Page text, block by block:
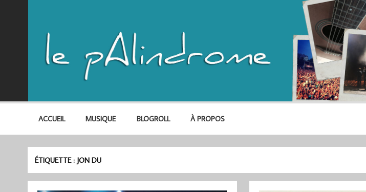
ACCUEIL MUSIQUE BLOGROLL À PROPOS
ÉTIQUETTE : JON DU